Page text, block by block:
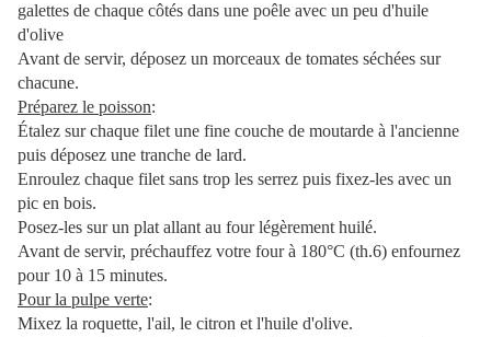
galettes de chaque côtés dans une poêle avec un peu d'huile
d'olive
Avant de servir, déposez un morceaux de tomates séchées sur
chacune.
Préparez le poisson:
Étalez sur chaque filet une fine couche de moutarde à l'ancienne
puis déposez une tranche de lard.
Enroulez chaque filet sans trop les serrez puis fixez-les avec un
pic en bois.
Posez-les sur un plat allant au four légèrement huilé.
Avant de servir, préchauffez votre four à 180°C (th.6) enfournez
pour 10 à 15 minutes.
Pour la pulpe verte:
Mixez la roquette, l'ail, le citron et l'huile d'olive.